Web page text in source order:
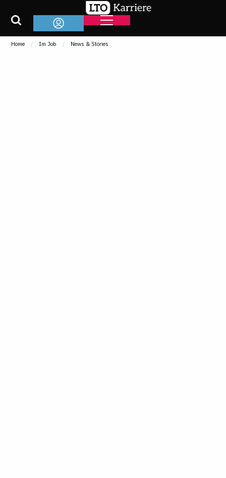
Home Im Job News & Stories